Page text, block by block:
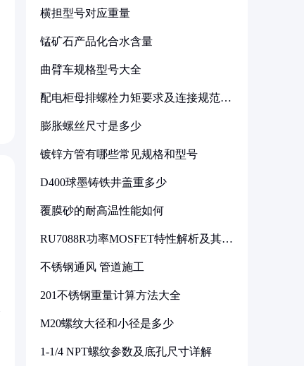
横担型号对应重量
锰矿石产品化合水含量
曲臂车规格型号大全
配电柜母排螺栓力矩要求及连接规范详
膨胀螺丝尺寸是多少
镀锌方管有哪些常见规格和型号
D400球墨铸铁井盖重多少
覆膜砂的耐高温性能如何
RU7088R功率MOSFET特性解析及其在
不锈钢通风 管道施工
201不锈钢重量计算方法大全
M20螺纹大径和小径是多少
1-1/4 NPT螺纹参数及底孔尺寸详解